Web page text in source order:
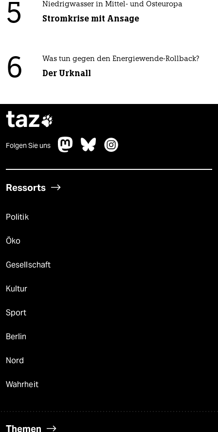
5 Niedrigwasser in Mittel- und Osteuropa
Stromkrise mit Ansage
6 Was tun gegen den Energiewende-Rollback?
Der Urknall
taz
Folgen Sie uns
Ressorts
Politik
Öko
Gesellschaft
Kultur
Sport
Berlin
Nord
Wahrheit
Themen